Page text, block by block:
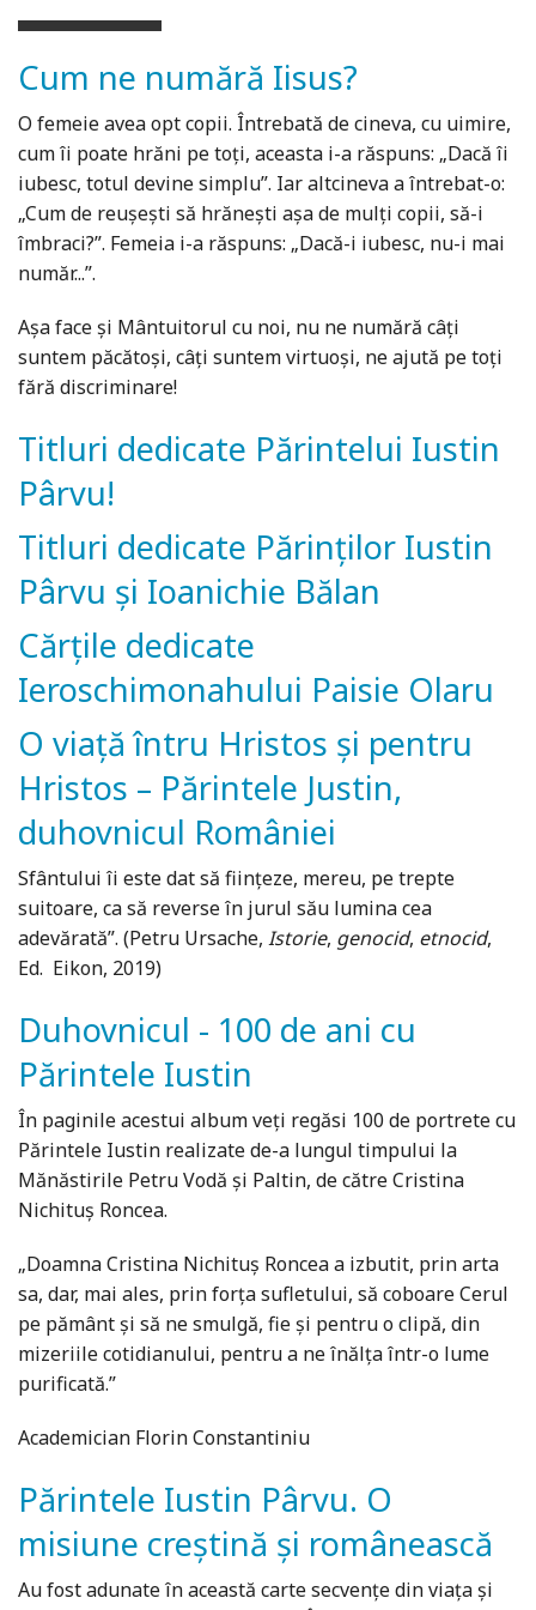
Cum ne numără Iisus?
O femeie avea opt copii. Întrebată de cineva, cu uimire,
cum îi poate hrăni pe toți, aceasta i-a răspuns: „Dacă îi
iubesc, totul devine simplu”. Iar altcineva a întrebat-o:
„Cum de reușești să hrănești așa de mulți copii, să-i
îmbraci?”. Femeia i-a răspuns: „Dacă-i iubesc, nu-i mai
număr...”.
Așa face și Mântuitorul cu noi, nu ne numără câți
suntem păcătoși, câți suntem virtuoși, ne ajută pe toți
fără discriminare!
Titluri dedicate Părintelui Iustin
Pârvu!
Titluri dedicate Părinților Iustin
Pârvu și Ioanichie Bălan
Cărțile dedicate
Ieroschimonahului Paisie Olaru
O viață întru Hristos și pentru
Hristos – Părintele Justin,
duhovnicul României
Sfântului îi este dat să ființeze, mereu, pe trepte
suitoare, ca să reverse în jurul său lumina cea
adevărată”. (Petru Ursache, Istorie, genocid, etnocid,
Ed. Eikon, 2019)
Duhovnicul - 100 de ani cu
Părintele Iustin
În paginile acestui album veți regăsi 100 de portrete cu
Părintele Iustin realizate de-a lungul timpului la
Mănăstirile Petru Vodă și Paltin, de către Cristina
Nichituș Roncea.
„Doamna Cristina Nichituș Roncea a izbutit, prin arta
sa, dar, mai ales, prin forța sufletului, să coboare Cerul
pe pământ și să ne smulgă, fie și pentru o clipă, din
mizeriile cotidianului, pentru a ne înălța într-o lume
purificată.”
Academician Florin Constantiniu
Părintele Iustin Pârvu. O
misiune creştină şi românească
Au fost adunate în această carte secvenţe din viaţa şi